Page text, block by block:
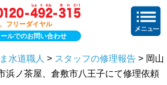
フリーダイヤル
ールでのお問い合わせ
水道職人 > スタッフの修理報告 > 岡山
浜ノ茶屋、倉敷市八王子にて修理依頼